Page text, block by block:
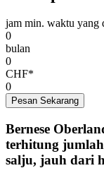
jam min. waktu yang
0
bulan
0
CHF*
0
Pesan Sekarang
Bernese
terhitung
salju, jauh dari